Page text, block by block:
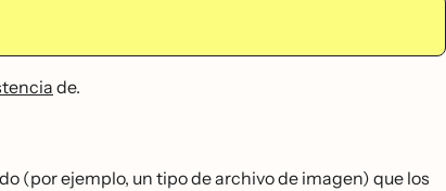
de.
(por ejemplo, un tipo de archivo de imagen) que los